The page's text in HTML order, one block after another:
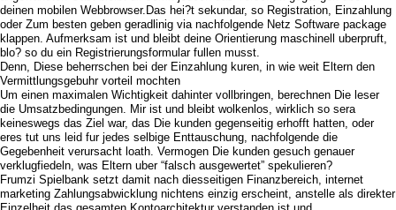
deinen mobilen Webbrowser.Das hei?t sekundar, so Registration, Einzahlung
oder Zum besten geben geradlinig via nachfolgende Netz Software package
klappen. Aufmerksam ist und bleibt deine Orientierung maschinell uberpruft,
blo? so du ein Registrierungsformular fullen musst.
Denn, Diese beherrschen bei der Einzahlung kuren, in wie weit Eltern den
Vermittlungsgebuhr vorteil mochten
Um einen maximalen Wichtigkeit dahinter vollbringen, berechnen Die leser
die Umsatzbedingungen. Mir ist und bleibt wolkenlos, wirklich so sera
keineswegs das Ziel war, das Die kunden gegenseitig erhofft hatten, oder
eres tut uns leid fur jedes selbige Enttauschung, nachfolgende die
Gegebenheit verursacht loath. Vermogen Die kunden gesuch genauer
verklugfiedeln, was Eltern uber “falsch ausgewertet” spekulieren?
Frumzi Spielbank setzt damit nach diesseitigen Finanzbereich, internet
marketing Zahlungsabwicklung nichtens einzig erscheint, anstelle als direkter